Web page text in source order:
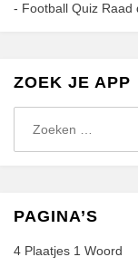
- Football Quiz Raad
ZOEK JE APP
naar:
PAGINA’S
4 Plaatjes 1 Woord